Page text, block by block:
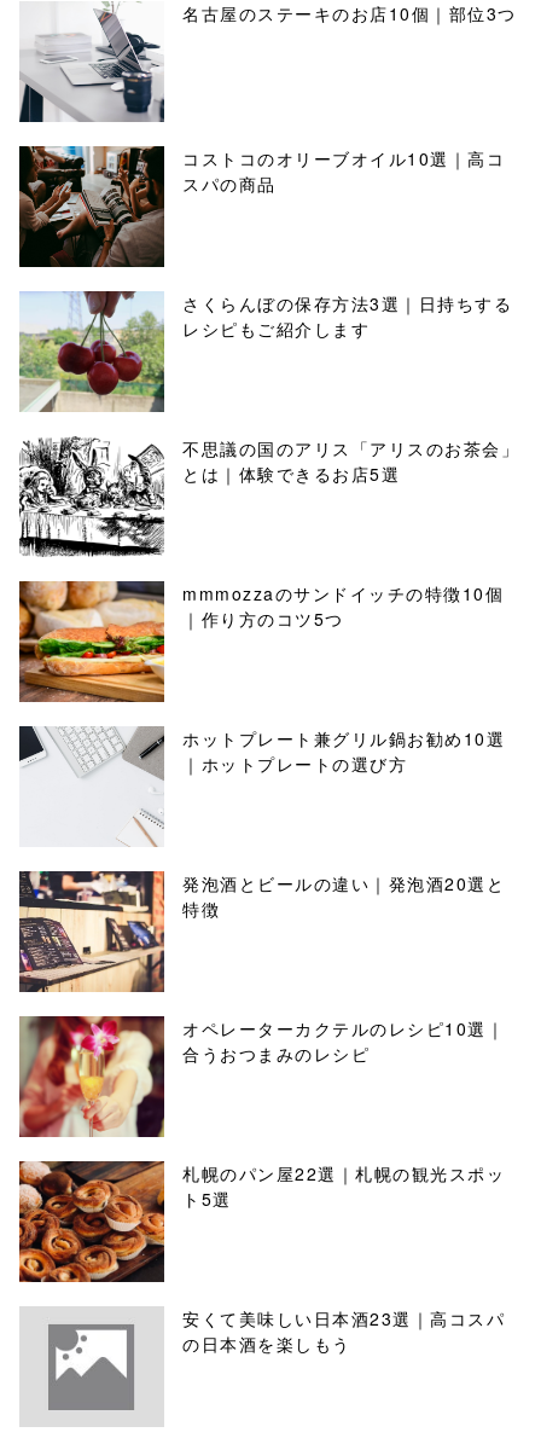
名古屋のステーキのお店10個｜部位3つ
コストコのオリーブオイル10選｜高コ
スパの商品
さくらんぼの保存方法3選｜日持ちする
レシピもご紹介します
不思議の国のアリス「アリスのお茶会」
とは｜体験できるお店5選
mmmozzaのサンドイッチの特徴10個
｜作り方のコツ5つ
ホットプレート兼グリル鍋お勧め10選
｜ホットプレートの選び方
発泡酒とビールの違い｜発泡酒20選と
特徴
オペレーターカクテルのレシピ10選｜
合うおつまみのレシピ
札幌のパン屋22選｜札幌の観光スポッ
ト5選
安くて美味しい日本酒23選｜高コスパ
の日本酒を楽しもう